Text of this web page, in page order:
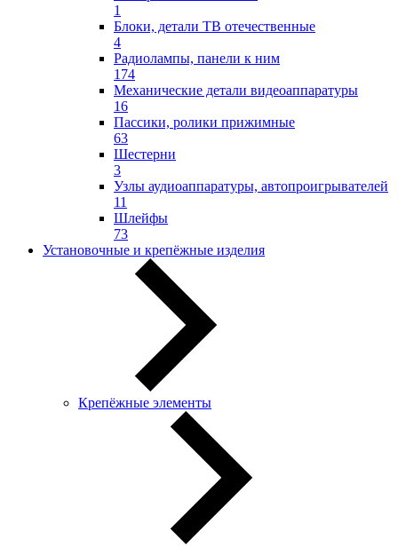
1
Блоки, детали ТВ отечественные
4
Радиолампы, панели к ним
174
Механические детали видеоаппаратуры
16
Пассики, ролики прижимные
63
Шестерни
3
Узлы аудиоаппаратуры, автопроигрывателей
11
Шлейфы
73
Установочные и крепёжные изделия
Крепёжные элементы